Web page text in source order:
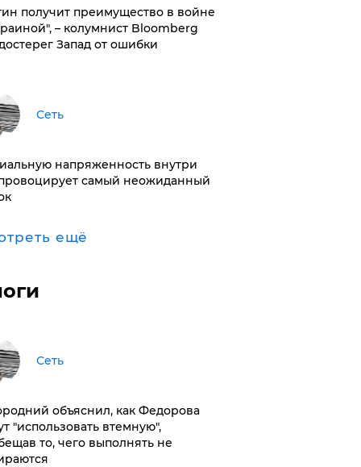
получит преимущество в войне
– колумнист Bloomberg
Запад от ошибки
Сеть
напряженность внутри
самый неожиданный
ещё
Сеть
объяснил, как Федорова
"использовать втемную",
то, чего выполнять не